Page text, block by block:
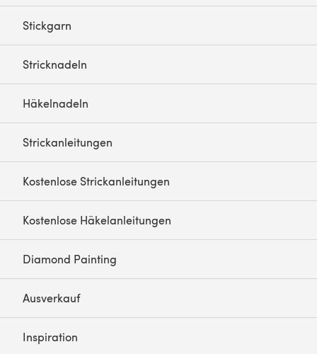
Stickgarn
Stricknadeln
Häkelnadeln
Strickanleitungen
Kostenlose Strickanleitungen
Kostenlose Häkelanleitungen
Diamond Painting
Ausverkauf
Inspiration